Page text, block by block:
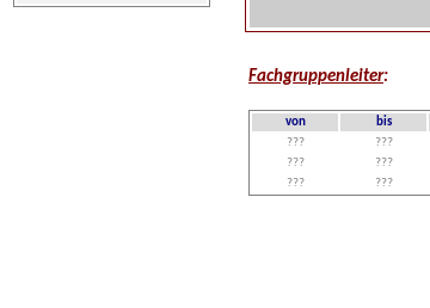
Fachgruppenleiter:
von
bis
???
???
???
???
???
???